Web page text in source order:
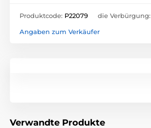
Produktcode: P22079 die Verbürgung:
Angaben zum Verkäufer
Verwandte Produkte